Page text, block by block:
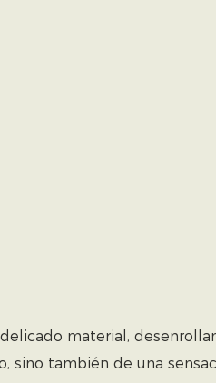
material,
sino también de una